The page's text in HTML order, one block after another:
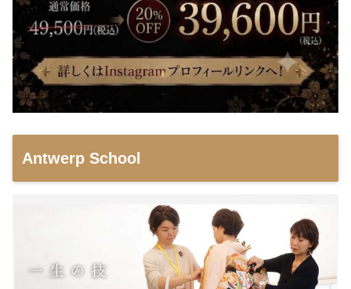
Antwerp School